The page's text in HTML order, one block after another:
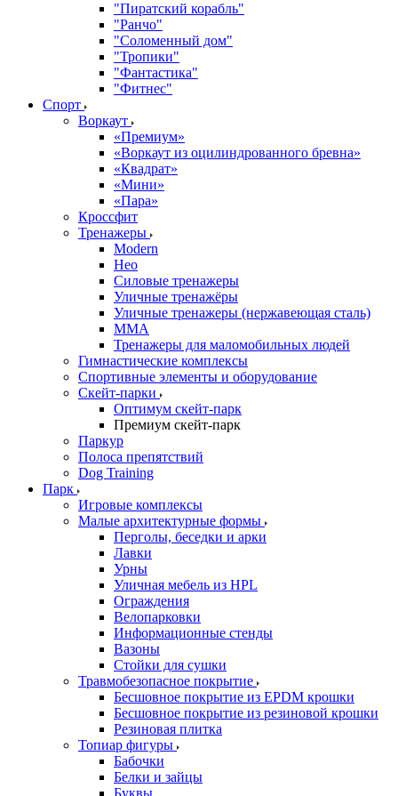
"Пиратский корабль"
"Ранчо"
"Соломенный дом"
"Тропики"
"Фантастика"
"Фитнес"
Спорт
Воркаут
«Премиум»
«Воркаут из оцилиндрованного бревна»
«Квадрат»
«Мини»
«Пара»
Кроссфит
Тренажеры
Modern
Нео
Силовые тренажеры
Уличные тренажёры
Уличные тренажеры (нержавеющая сталь)
ММА
Тренажеры для маломобильных людей
Гимнастические комплексы
Спортивные элементы и оборудование
Скейт-парки
Оптимум скейт-парк
Премиум скейт-парк
Паркур
Полоса препятствий
Dog Training
Парк
Игровые комплексы
Малые архитектурные формы
Перголы, беседки и арки
Лавки
Урны
Уличная мебель из HPL
Ограждения
Велопарковки
Информационные стенды
Вазоны
Стойки для сушки
Травмобезопасное покрытие
Бесшовное покрытие из EPDM крошки
Бесшовное покрытие из резиновой крошки
Резиновая плитка
Топиар фигуры
Бабочки
Белки и зайцы
Буквы